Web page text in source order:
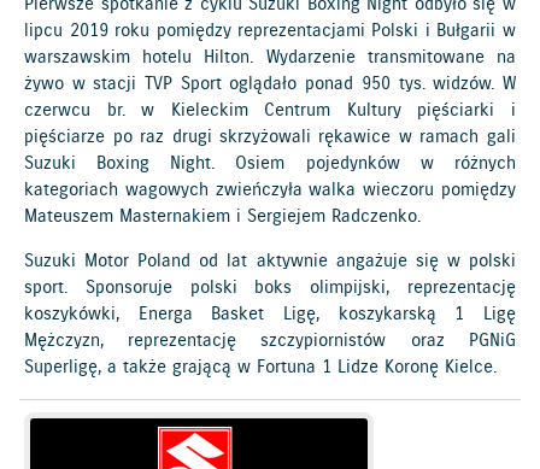
Pierwsze spotkanie z cyklu Suzuki Boxing Night odbyło się w
lipcu 2019 roku pomiędzy reprezentacjami Polski i Bułgarii w
warszawskim hotelu Hilton. Wydarzenie transmitowane na
żywo w stacji TVP Sport oglądało ponad 950 tys. widzów. W
czerwcu br. w Kieleckim Centrum Kultury pięściarki i
pięściarze po raz drugi skrzyżowali rękawice w ramach gali
Suzuki Boxing Night. Osiem pojedynków w różnych
kategoriach wagowych zwieńczyła walka wieczoru pomiędzy
Mateuszem Masternakiem i Sergiejem Radczenko.
Suzuki Motor Poland od lat aktywnie angażuje się w polski
sport. Sponsoruje polski boks olimpijski, reprezentację
koszykówki, Energa Basket Ligę, koszykarską 1 Ligę
Mężczyzn, reprezentację szczypiornistów oraz PGNiG
Superligę, a także grającą w Fortuna 1 Lidze Koronę Kielce.